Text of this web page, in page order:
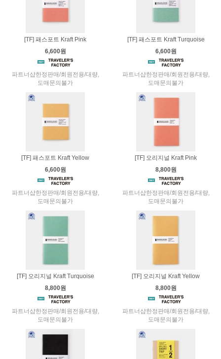
[TF] 패스포트 Kraft Pink
6,600원
파트너샵한정판매/회원전용/대량,
도매문의불가
[TF] 패스포트 Kraft Turquoise
6,600원
파트너샵한정판매/회원전용/대량,
도매문의불가
[TF] 패스포트 Kraft Yellow
6,600원
파트너샵한정판매/회원전용/대량,
도매문의불가
[TF] 오리지널 Kraft Pink
8,800원
파트너샵한정판매/회원전용/대량,
도매문의불가
[TF] 오리지널 Kraft Turquoise
8,800원
파트너샵한정판매/회원전용/대량,
도매문의불가
[TF] 오리지널 Kraft Yellow
8,800원
파트너샵한정판매/회원전용/대량,
도매문의불가